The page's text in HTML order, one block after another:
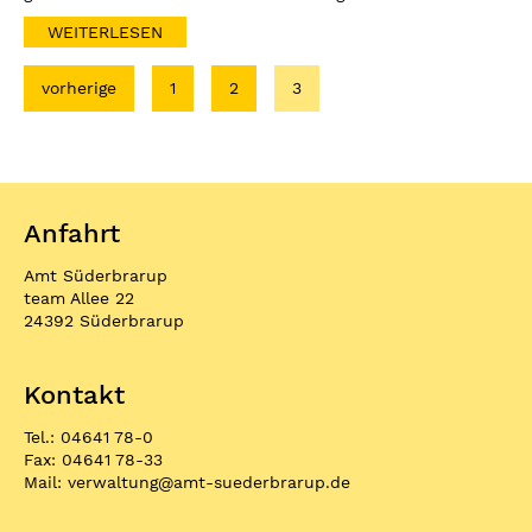
WEITERLESEN
vorherige 1 2 3
Anfahrt
Amt Süderbrarup
team Allee 22
24392 Süderbrarup
Kontakt
Tel.: 04641 78-0
Fax: 04641 78-33
Mail: verwaltung@amt-suederbrarup.de